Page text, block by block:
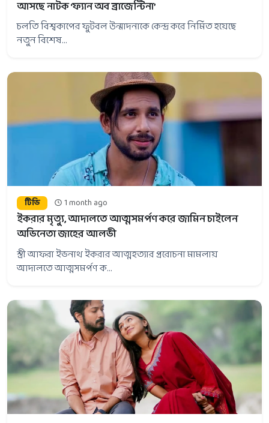
আসছে নাটক ‘ফ্যান অব ব্রাজেন্টিনা’
চলতি বিশ্বকাপের ফুটবল উন্মাদনাকে কেন্দ্র করে নির্মিত হয়েছে
নতুন বিশেষ...
টিভি 1 month ago
ইকরার মৃত্যু, আদালতে আত্মসমর্পণ করে জামিন চাইলেন
অভিনেতা জাহের আলভী
স্ত্রী আফরা ইভনাথ ইকরার আত্মহত্যার প্ররোচনা মামলায়
আদালতে আত্মসমর্পণ ক...